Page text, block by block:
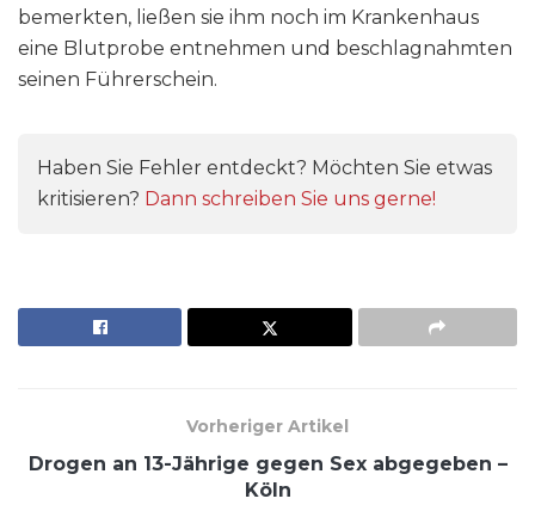
bemerkten, ließen sie ihm noch im Krankenhaus
eine Blutprobe entnehmen und beschlagnahmten
seinen Führerschein.
Haben Sie Fehler entdeckt? Möchten Sie etwas
kritisieren? Dann schreiben Sie uns gerne!
Vorheriger Artikel
Drogen an 13-Jährige gegen Sex abgegeben –
Köln